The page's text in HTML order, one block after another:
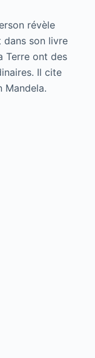
révèle
dans son livre
Terre ont des
Il cite
Mandela.